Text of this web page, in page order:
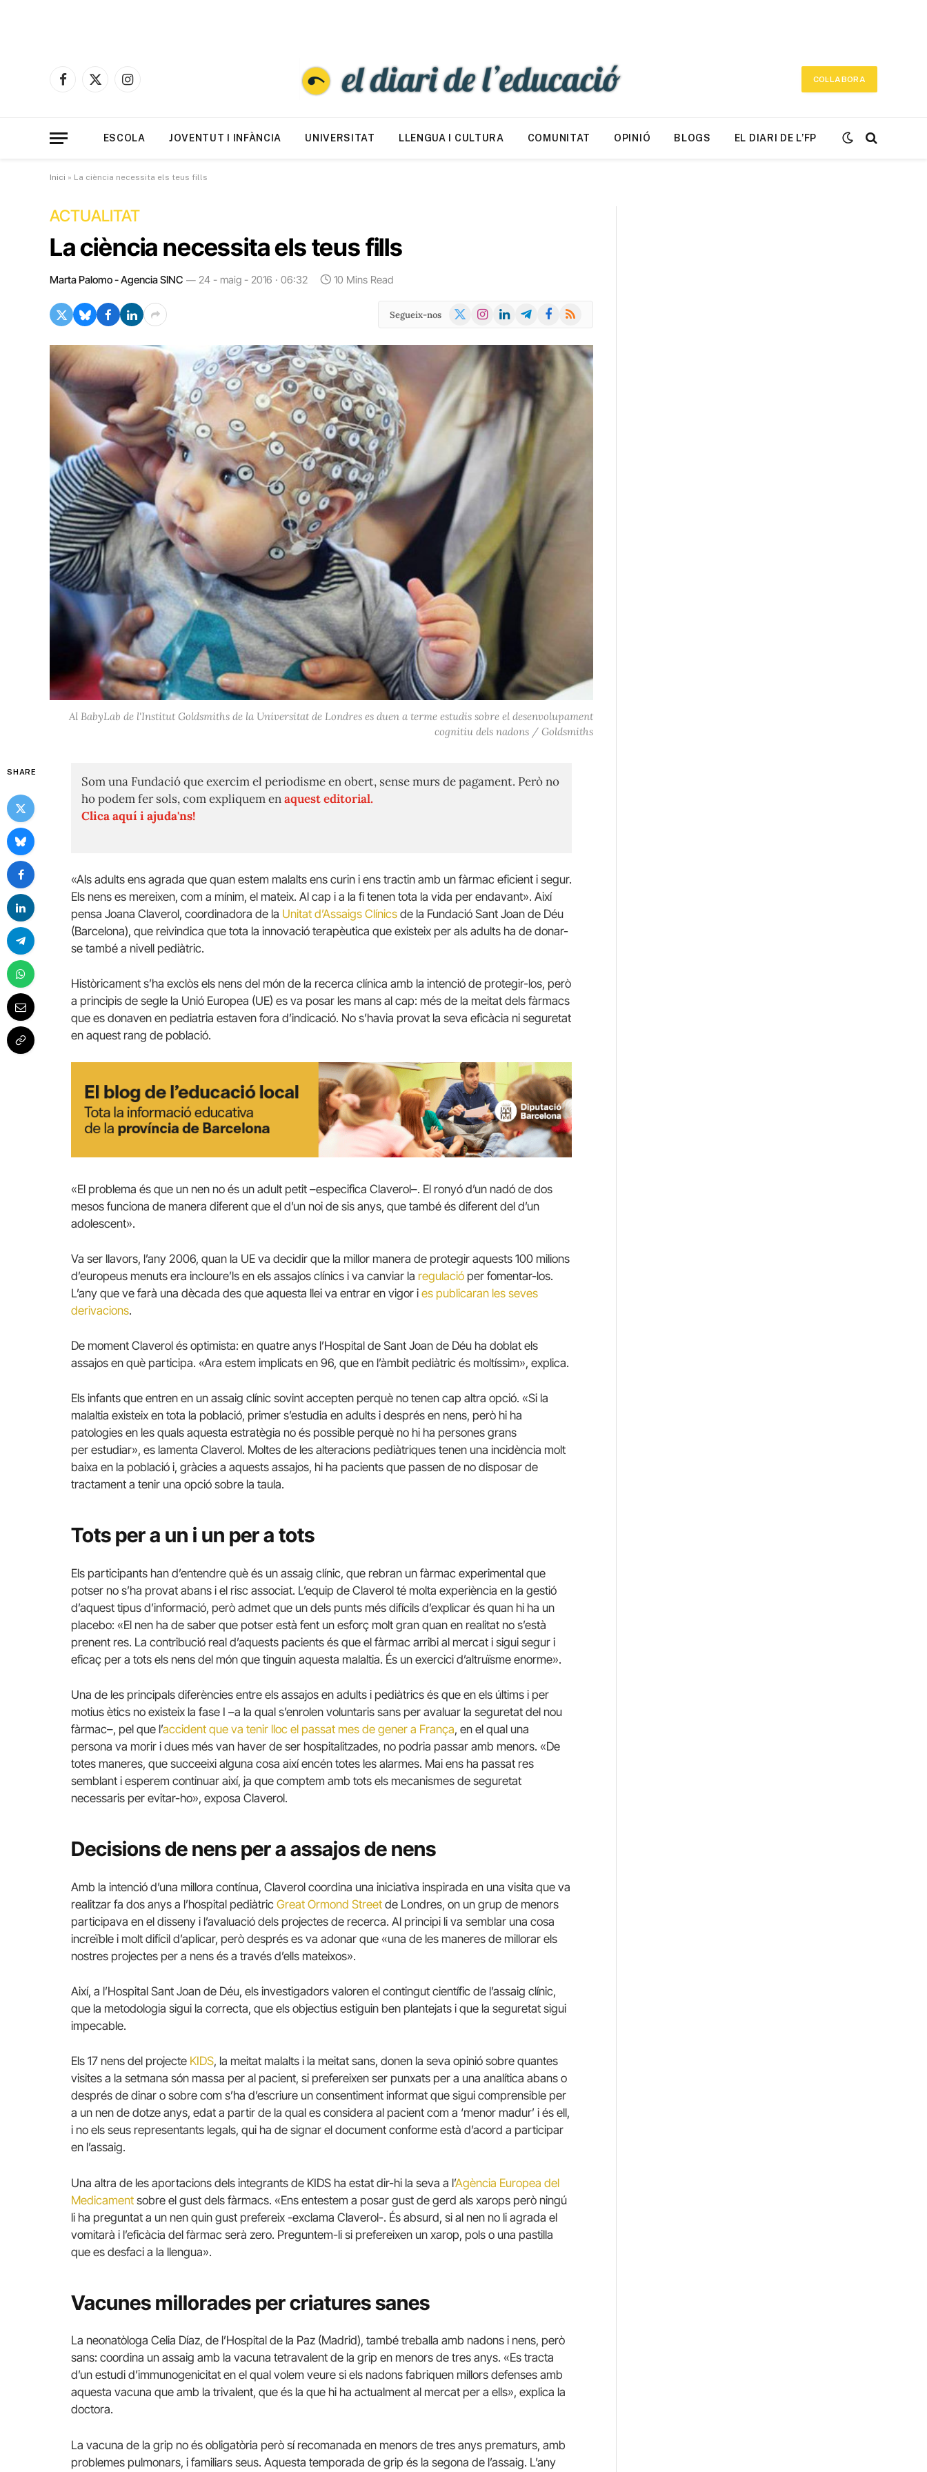
Facebook
X
Instagram
COL·LABORA
ESCOLA JOVENTUT I INFÀNCIA UNIVERSITAT LLENGUA I CULTURA COMUNITAT OPINIÓ BLOGS EL DIARI DE L’FP
Inici » La ciència necessita els teus fills
ACTUALITAT
La ciència necessita els teus fills
Marta Palomo - Agencia SINC 24 - maig - 2016 · 06:32 10 Mins Read
Segueix-nos
X
Instagram
LinkedInTelegramFacebook
RSS
Al BabyLab de l'Institut Goldsmiths de la Universitat de Londres es duen a terme estudis sobre el desenvolupament
cognitiu dels nadons / Goldsmiths
SHARE
Som una Fundació que exercim el periodisme en obert, sense murs de pagament. Però no
ho podem fer sols, com expliquem enaquest editorial.
Clica aquí i ajuda'ns!
«Als adults ens agrada que quan estem malalts ens curin i ens tractin amb un fàrmac eficient i segur.
Els nens es mereixen, com a mínim, el mateix. Al cap i a la fi tenen tota la vida per endavant». Així
pensa Joana Claverol, coordinadora de la Unitat d’Assaigs Clínics de la Fundació Sant Joan de Déu
(Barcelona), que reivindica que tota la innovació terapèutica que existeix per als adults ha de donar-
se també a nivell pediàtric.
Històricament s’ha exclòs els nens del món de la recerca clínica amb la intenció de protegir-los, però
a principis de segle la Unió Europea (UE) es va posar les mans al cap: més de la meitat dels fàrmacs
que es donaven en pediatria estaven fora d’indicació. No s’havia provat la seva eficàcia ni seguretat
en aquest rang de població.
«El problema és que un nen no és un adult petit –especifica Claverol–. El ronyó d’un nadó de dos
mesos funciona de manera diferent que el d’un noi de sis anys, que també és diferent del d’un
adolescent».
Va ser llavors, l’any 2006, quan la UE va decidir que la millor manera de protegir aquests 100 milions
d’europeus menuts era incloure’ls en els assajos clínics i va canviar la regulació per fomentar-los.
L’any que ve farà una dècada des que aquesta llei va entrar en vigor i es publicaran les seves
derivacions.
De moment Claverol és optimista: en quatre anys l’Hospital de Sant Joan de Déu ha doblat els
assajos en què participa. «Ara estem implicats en 96, que en l’àmbit pediàtric és moltíssim», explica.
Els infants que entren en un assaig clínic sovint accepten perquè no tenen cap altra opció. «Si la
malaltia existeix en tota la població, primer s’estudia en adults i després en nens, però hi ha
patologies en les quals aquesta estratègia no és possible perquè no hi ha persones grans
per estudiar», es lamenta Claverol. Moltes de les alteracions pediàtriques tenen una incidència molt
baixa en la població i, gràcies a aquests assajos, hi ha pacients que passen de no disposar de
tractament a tenir una opció sobre la taula.
Tots per a un i un per a tots
Els participants han d’entendre què és un assaig clínic, que rebran un fàrmac experimental que
potser no s’ha provat abans i el risc associat. L’equip de Claverol té molta experiència en la gestió
d’aquest tipus d’informació, però admet que un dels punts més difícils d’explicar és quan hi ha un
placebo: «El nen ha de saber que potser està fent un esforç molt gran quan en realitat no s’està
prenent res. La contribució real d’aquests pacients és que el fàrmac arribi al mercat i sigui segur i
eficaç per a tots els nens del món que tinguin aquesta malaltia. És un exercici d’altruïsme enorme».
Una de les principals diferències entre els assajos en adults i pediàtrics és que en els últims i per
motius ètics no existeix la fase I –a la qual s’enrolen voluntaris sans per avaluar la seguretat del nou
fàrmac–, pel que l’accident que va tenir lloc el passat mes de gener a França, en el qual una
persona va morir i dues més van haver de ser hospitalitzades, no podria passar amb menors. «De
totes maneres, que succeeixi alguna cosa així encén totes les alarmes. Mai ens ha passat res
semblant i esperem continuar així, ja que comptem amb tots els mecanismes de seguretat
necessaris per evitar-ho», exposa Claverol.
Decisions de nens per a assajos de nens
Amb la intenció d’una millora contínua, Claverol coordina una iniciativa inspirada en una visita que va
realitzar fa dos anys a l’hospital pediàtric Great Ormond Street de Londres, on un grup de menors
participava en el disseny i l’avaluació dels projectes de recerca. Al principi li va semblar una cosa
increïble i molt difícil d’aplicar, però després es va adonar que «una de les maneres de millorar els
nostres projectes per a nens és a través d’ells mateixos».
Així, a l’Hospital Sant Joan de Déu, els investigadors valoren el contingut científic de l’assaig clínic,
que la metodologia sigui la correcta, que els objectius estiguin ben plantejats i que la seguretat sigui
impecable.
Els 17 nens del projecte KIDS, la meitat malalts i la meitat sans, donen la seva opinió sobre quantes
visites a la setmana són massa per al pacient, si prefereixen ser punxats per a una analítica abans o
després de dinar o sobre com s’ha d’escriure un consentiment informat que sigui comprensible per
a un nen de dotze anys, edat a partir de la qual es considera al pacient com a ‘menor madur’ i és ell,
i no els seus representants legals, qui ha de signar el document conforme està d’acord a participar
en l’assaig.
Una altra de les aportacions dels integrants de KIDS ha estat dir-hi la seva a l’Agència Europea del
Medicament sobre el gust dels fàrmacs. «Ens entestem a posar gust de gerd als xarops però ningú
li ha preguntat a un nen quin gust prefereix -exclama Claverol-. És absurd, si al nen no li agrada el
vomitarà i l’eficàcia del fàrmac serà zero. Preguntem-li si prefereixen un xarop, pols o una pastilla
que es desfaci a la llengua».
Vacunes millorades per criatures sanes
La neonatòloga Celia Díaz, de l’Hospital de la Paz (Madrid), també treballa amb nadons i nens, però
sans: coordina un assaig amb la vacuna tetravalent de la grip en menors de tres anys. «Es tracta
d’un estudi d’immunogenicitat en el qual volem veure si els nadons fabriquen millors defenses amb
aquesta vacuna que amb la trivalent, que és la que hi ha actualment al mercat per a ells», explica la
doctora.
La vacuna de la grip no és obligatòria però sí recomanada en menors de tres anys prematurs, amb
problemes pulmonars, i familiars seus. Aquesta temporada de grip és la segona de l’assaig. L’any